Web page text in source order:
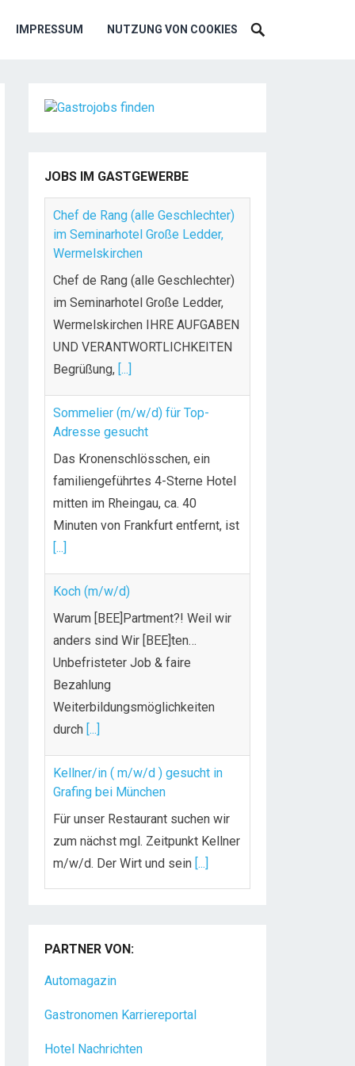
IMPRESSUM NUTZUNG VON COOKIES
JOBS IM GASTGEWERBE
Chef de Rang (alle Geschlechter)
im Seminarhotel Große Ledder,
Wermelskirchen
Chef de Rang (alle Geschlechter)
im Seminarhotel Große Ledder,
Wermelskirchen IHRE AUFGABEN
UND VERANTWORTLICHKEITEN
Begrüßung, [...]
Sommelier (m/w/d) für Top-
Adresse gesucht
Das Kronenschlösschen, ein
familiengeführtes 4-Sterne Hotel
mitten im Rheingau, ca. 40
Minuten von Frankfurt entfernt, ist
[...]
Koch (m/w/d)
Warum [BEE]Partment?! Weil wir
anders sind Wir [BEE]ten…
Unbefristeter Job & faire
Bezahlung
Weiterbildungsmöglichkeiten
durch [...]
Kellner/in ( m/w/d ) gesucht in
Grafing bei München
Für unser Restaurant suchen wir
zum nächst mgl. Zeitpunkt Kellner
m/w/d. Der Wirt und sein [...]
Dein Arbeitsplatz mit
Urlaubsfeeling Chef de Rang
Leidenschaft und liebst[...]
PARTNER VON:
Automagazin
Gastronomen Karriereportal
Hotel Nachrichten